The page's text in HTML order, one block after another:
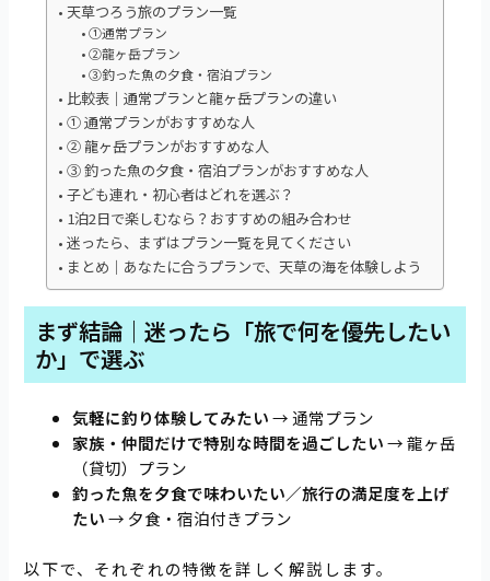
天草つろう旅のプラン一覧
①通常プラン
②龍ヶ岳プラン
③釣った魚の夕食・宿泊プラン
比較表｜通常プランと龍ヶ岳プランの違い
① 通常プランがおすすめな人
② 龍ヶ岳プランがおすすめな人
③ 釣った魚の夕食・宿泊プランがおすすめな人
子ども連れ・初心者はどれを選ぶ？
1泊2日で楽しむなら？おすすめの組み合わせ
迷ったら、まずはプラン一覧を見てください
まとめ｜あなたに合うプランで、天草の海を体験しよう
まず結論｜迷ったら「旅で何を優先したい
か」で選ぶ
気軽に釣り体験してみたい→ 通常プラン
家族・仲間だけで特別な時間を過ごしたい→ 龍ヶ岳
（貸切）プラン
釣った魚を夕食で味わいたい／旅行の満足度を上げ
たい→ 夕食・宿泊付きプラン
以下で、それぞれの特徴を詳しく解説します。